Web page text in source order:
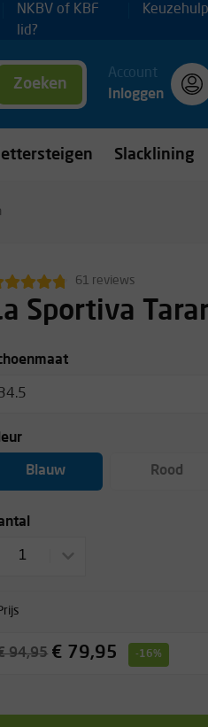
NKBV of KBF
lid?
Keuzehulp
Zoeken
Account
Inloggen
Slacklining
61 reviews
Sportiva
Blauw Rood
1
94,95 € 79,95 -16%